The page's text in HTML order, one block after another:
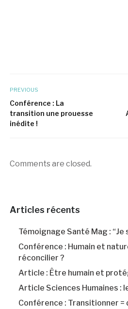
PREVIOUS
Conférence : La
transition une prouesse
inédite !
Comments are closed.
Articles récents
Témoignage Santé Mag :
Conférence : Humain et
réconcilier ?
Article : Être humain et
Article Sciences Humaines :
Conférence : Transitionner